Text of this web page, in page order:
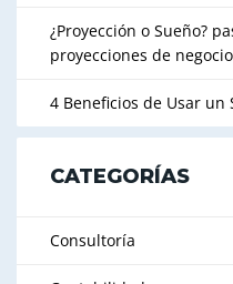
¿Proyección o Sueño?
proyecciones de
4 Beneficios de Usar
CATEGORÍAS
Consultoría